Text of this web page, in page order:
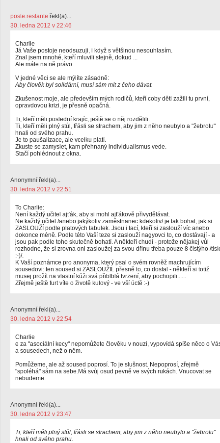
poste.restante řekl(a)...
30. ledna 2012 v 22:46
Charlie
Já Vaše postoje neodsuzuji, i když s většinou nesouhlasím.
Znal jsem mnohé, kteří mluvili stejně, dokud ...
Ale máte na ně právo.
V jedné věci se ale mýlíte zásadně:
Aby člověk byl solidární, musí sám mít z čeho dávat.
Zkušenost moje, ale především mých rodičů, kteří coby děti zažili tu první,
opravdovou krizi, je přesně opačná.
Ti, kteří měli poslední krajíc, ještě se o něj rozdělili.
Ti, kteří měli plný stůl, třásli se strachem, aby jim z něho neubylo a "žebrotu"
hnali od svého prahu.
Je to paušalizace, ale vcelku platí.
Zkuste se zamyslet, kam přehnaný individualismus vede.
Stačí pohlédnout z okna.
Anonymní řekl(a)...
30. ledna 2012 v 22:51
To Charlie:
Není každý učitel ajťák, aby si mohl ajťákově přivydělávat.
Ne každý učitel /anebo jakýkoliv zaměstnanec kdekoliv/ je tak bohat, jak si
ZASLOUŽÍ podle platových tabulek. Jsou i tací, kteří si zaslouží víc anebo
dokonce méně. Podle této Vaší teze si zaslouží nagyovci to, co dostávají - a
jsou pak podle toho skutečně bohatí. A někteří chudí - protože nějakej vůl
rozhodne, že si zrovna oni zasloužej za svou dřinu třeba pouze 8 čistýho /
:-)/.
K Vaší poznámce pro anonyma, který psal o svém rovněž machrujícím
sousedovi: ten soused si ZASLOUŽIL přesně to, co dostal - někteří si totiž
musej prožít na vlastní kůži svá přiblblá tvrzení, aby pochopili......
Zřejmě ještě furt víte o životě kulový - ve vší úctě :-)
Anonymní řekl(a)...
30. ledna 2012 v 22:54
Charlie
e za "asociální kecy" nepomůžete člověku v nouzi, vypovídá spíše něco o
a sousedech, než o něm.
Pomůžeme, ale až soused poprosí. To je slušnost. Nepoprosí, zřejmě
"spoléhá" sám na sebe.Má svůj osud pevně ve svých rukách. Vnucovat se
nebudeme.
Anonymní řekl(a)...
30. ledna 2012 v 23:47
Ti, kteří měli plný stůl, třásli se strachem, aby jim z něho neubylo a "žebrotu"
hnali od svého prahu.